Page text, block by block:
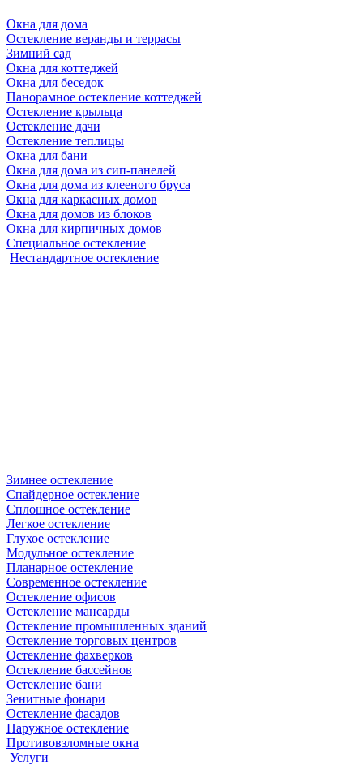
Окна для дома
Остекление веранды и террасы
Зимний сад
Окна для коттеджей
Окна для беседок
Панорамное остекление коттеджей
Остекление крыльца
Остекление дачи
Остекление теплицы
Окна для бани
Окна для дома из сип-панелей
Окна для дома из клееного бруса
Окна для каркасных домов
Окна для домов из блоков
Окна для кирпичных домов
Специальное остекление
Нестандартное остекление
Зимнее остекление
Спайдерное остекление
Сплошное остекление
Легкое остекление
Глухое остекление
Модульное остекление
Планарное остекление
Современное остекление
Остекление офисов
Остекление мансарды
Остекление промышленных зданий
Остекление торговых центров
Остекление фахверков
Остекление бассейнов
Остекление бани
Зенитные фонари
Остекление фасадов
Наружное остекление
Противовзломные окна
Услуги